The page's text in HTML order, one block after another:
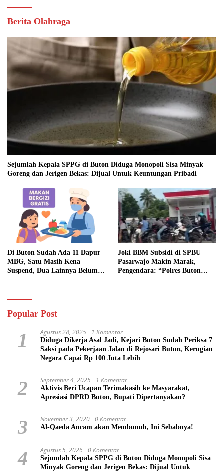
Berita Olahraga
Sejumlah Kepala SPPG di Buton Diduga Monopoli Sisa Minyak
Goreng dan Jerigen Bekas: Dijual Untuk Keuntungan Pribadi
Di Buton Sudah Ada 11 Dapur
MBG, Satu Masih Kena
Suspend, Dua Lainnya Belum
Joki BBM Subsidi di SPBU
Pasarwajo Makin Marak,
Pengendara: “Polres Buton
Popular Post
1 Agustus 28, 2025 1 Komentar
Diduga Dikerja Asal Jadi, Kejari Buton Sudah Periksa 7
Saksi pada Pekerjaan Jalan di Rejosari Buton, Kerugian
Negara Capai Rp 100 Juta Lebih
2 September 4, 2025 1 Komentar
Aktivis Beri Ucapan Terimakasih ke Masyarakat,
Apresiasi DPRD Buton, Bupati Dipertanyakan?
3 November 3, 2020 0 Komentar
Al-Qaeda Ancam akan Membunuh, Ini Sebabnya!
4 Agustus 5, 2026 0 Komentar
Sejumlah Kepala SPPG di Buton Diduga Monopoli Sisa
Minyak Goreng dan Jerigen Bekas: Dijual Untuk